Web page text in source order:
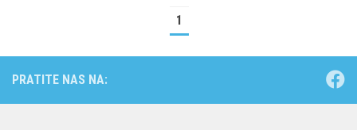
1
PRATITE NAS NA: